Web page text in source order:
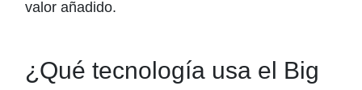
valor añadido.
¿Qué tecnología usa el Big